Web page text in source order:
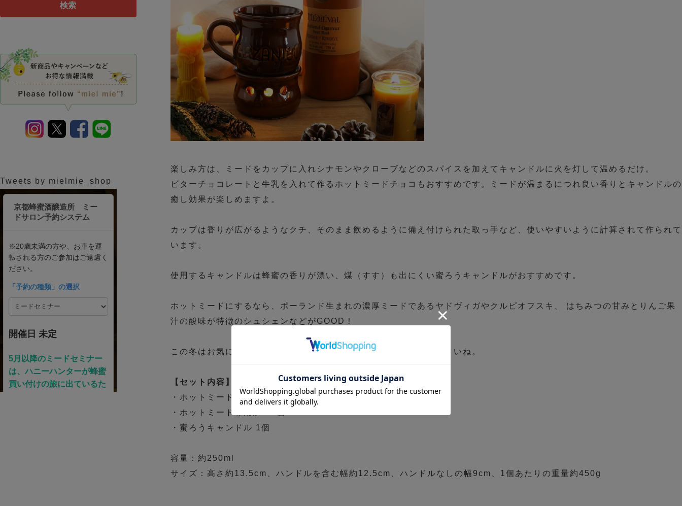
楽しみ方は、ミードをカップに入れシナモンやクローブなどのスパイスを加えてキャンドルに火を灯して温めるだけ。
ビターチョコレートと牛乳を入れて作るホットミードチョコもおすすめです。ミードが温まるにつれ良い香りとキャンドルの
癒し効果が楽しめますよ。
カップは香りが広がるようなクチ、そのまま飲めるように備え付けられた取っ手など、使いやすいように計算されて作られて
います。
使用するキャンドルは蜂蜜の香りが漂い、煤（すす）も出にくい蜜ろうキャンドルがおすすめです。
ホットミードにするなら、ポーランド生まれの濃厚ミードであるヤドヴィガやクルピオフスキ、 はちみつの甘みとりんご果
汁の酸味が特徴のシュシェンなどがGOOD！
この冬はお気に入りのミードをゆっくり温めてホッと癒されてくださいね。
【セット内容】
・ホットミード用カップ 1個
・ホットミード専用炉 1個
・蜜ろうキャンドル 1個
容量：約250ml
サイズ：高さ約13.5cm、ハンドルを含む幅約12.5cm、ハンドルなしの幅9cm、1個あたりの重量約450g
検索
Tweets by mielmie_shop